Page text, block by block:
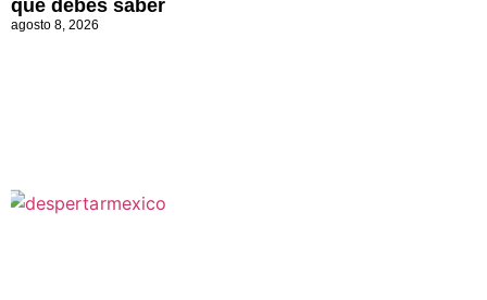
que debes saber
agosto 8, 2026